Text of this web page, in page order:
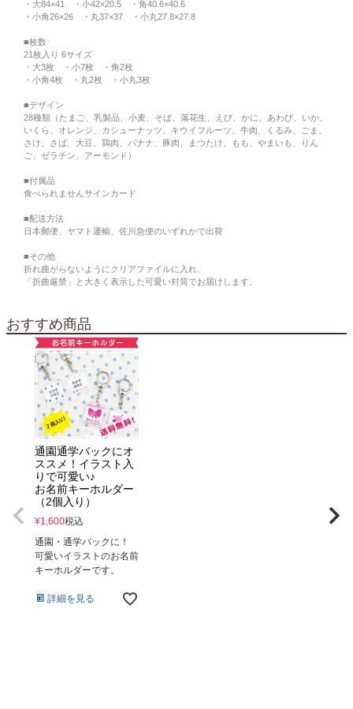
・大84×41 ・小42×20.5 ・角40.6×40.6
・小角26×26 ・丸37×37 ・小丸27.8×27.8
■枚数
21枚入り 6サイズ
・大3枚 ・小7枚 ・角2枚
・小角4枚 ・丸2枚 ・小丸3枚
■デザイン
28種類（たまご、乳製品、小麦、そば、落花生、えび、かに、あわび、いか、
いくら、オレンジ、カシューナッツ、キウイフルーツ、牛肉、くるみ、ごま、
さけ、さば、大豆、鶏肉、バナナ、豚肉、まつたけ、もも、やまいも、りん
ご、ゼラチン、アーモンド）
■付属品
食べられませんサインカード
■配送方法
日本郵便、ヤマト運輸、佐川急便のいずれかで出荷
■その他
折れ曲がらないようにクリアファイルに入れ、
「折曲厳禁」と大きく表示した可愛い封筒でお届けします。
おすすめ商品
通園通学バックにオ
ススメ！イラスト入
りで可愛い♪
お名前キーホルダー
（2個入り）
¥1,600税込
通園・通学バックに！
可愛いイラストのお名前
キーホルダーです。
詳細を見る